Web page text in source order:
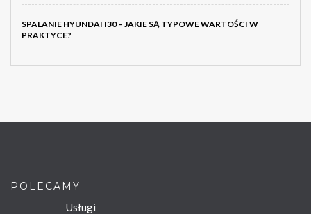
SPALANIE HYUNDAI I30 – JAKIE SĄ TYPOWE WARTOŚCI W
PRAKTYCE?
POLECAMY
Usługi